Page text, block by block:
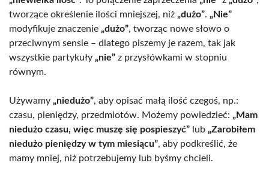
tworzące określenie ilości mniejszej, niż „dużo”. „Nie”
modyfikuje znaczenie „dużo”, tworząc nowe słowo o
przeciwnym sensie – dlatego piszemy je razem, tak jak
wszystkie partykuły „nie” z przysłówkami w stopniu
równym.
Używamy „niedużo”, aby opisać małą ilość czegoś, np.:
czasu, pieniędzy, przedmiotów. Możemy powiedzieć: „Mam
niedużo czasu, więc muszę się pospieszyć” lub „Zarobiłem
niedużo pieniędzy w tym miesiącu”, aby podkreślić, że
mamy mniej, niż potrzebujemy lub byśmy chcieli.